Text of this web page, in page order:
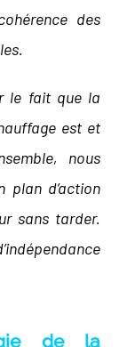
des
le fait que la
est et
nous
plan d’action
sans tarder.
de la